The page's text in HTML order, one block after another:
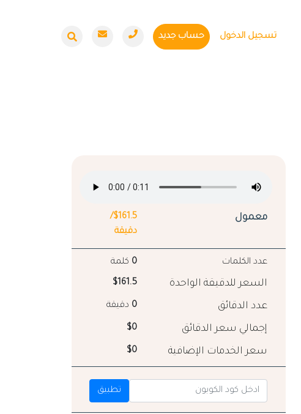
تسجيل الدخول حساب جديد
معمول
$161.5/
دقيقة
عدد الكلمات 0 كلمة
السعر للدقيقة الواحدة $161.5
عدد الدقائق 0 دقيقة
إجمالي سعر الدقائق $0
سعر الخدمات الإضافية $0
تطبيق